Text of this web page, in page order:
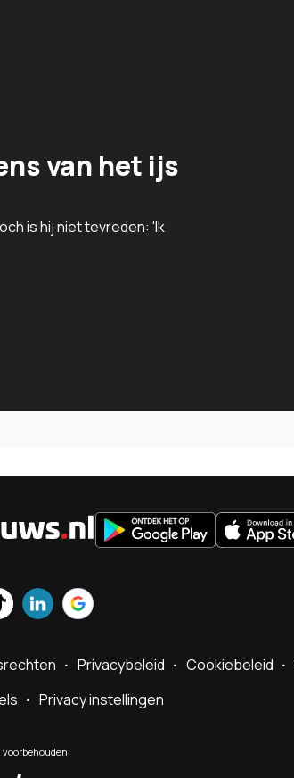
van het ijs
is hij niet tevreden: 'Ik
Sportnieuws.nl
Privacybeleid Cookiebeleid
Privacy instellingen
voorbehouden.